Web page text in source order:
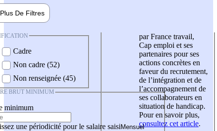
Plus De Filtres
Cadre
Non cadre (52)
Non renseignée (45)
BRUT MINIMUM
minimum
une périodicité pour le salaire saisi
par France travail,
Cap emploi et ses
partenaires pour ses
actions concrètes en
faveur du recrutement,
de l’intégration et de
l’accompagnement de
ses collaborateurs en
situation de handicap.
Pour en savoir plus,
consultez cet article.